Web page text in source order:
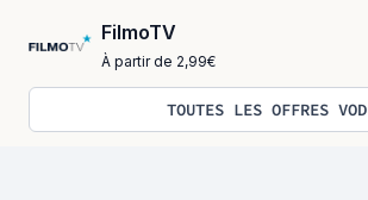
FilmoTV
À partir de 2,99€
TOUTES LES OFFRES VOD